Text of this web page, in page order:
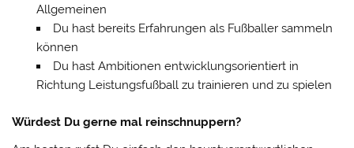
Allgemeinen
Du hast bereits Erfahrungen als Fußballer sammeln
können
Du hast Ambitionen entwicklungsorientiert in
Richtung Leistungsfußball zu trainieren und zu spielen
Würdest Du gerne mal reinschnuppern?